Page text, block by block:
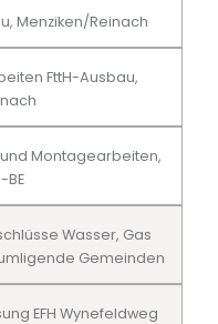
Menziken/Reinach
FttH-Ausbau,
und Montagearbeiten,
BE
Wasser, Gas
Gemeinden
EFH Wynefeldweg